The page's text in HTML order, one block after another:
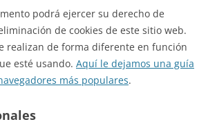
podrá ejercer su derecho de
de cookies de este sitio web.
realizan de forma diferente en función
esté usando. Aquí le dejamos una guía
más populares.